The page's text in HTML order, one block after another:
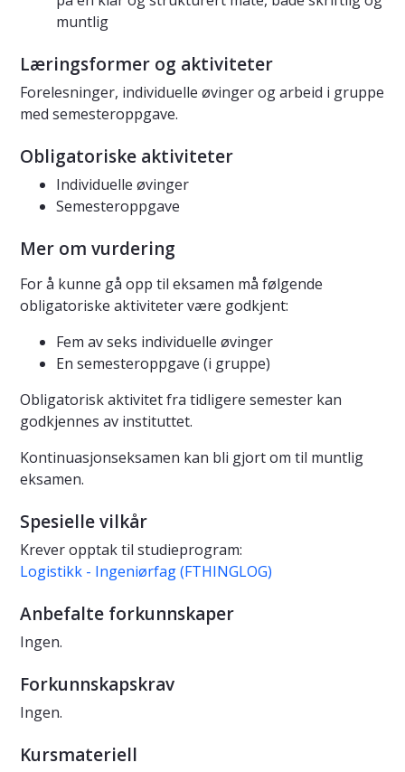
muntlig
Læringsformer og aktiviteter
Forelesninger, individuelle øvinger og arbeid i gruppe
med semesteroppgave.
Obligatoriske aktiviteter
Individuelle øvinger
Semesteroppgave
Mer om vurdering
For å kunne gå opp til eksamen må følgende
obligatoriske aktiviteter være godkjent:
Fem av seks individuelle øvinger
En semesteroppgave (i gruppe)
Obligatorisk aktivitet fra tidligere semester kan
godkjennes av instituttet.
Kontinuasjonseksamen kan bli gjort om til muntlig
eksamen.
Spesielle vilkår
Krever opptak til studieprogram:
Logistikk - Ingeniørfag (FTHINGLOG)
Anbefalte forkunnskaper
Ingen.
Forkunnskapskrav
Ingen.
Kursmateriell